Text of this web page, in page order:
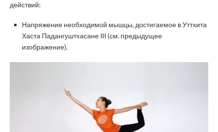
действий:
Напряжение необходимой мышцы, достигаемое в Уттхита
Хаста Падангуштхасане III (см. предыдущее
изображение).